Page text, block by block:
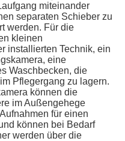
miteinander
separaten Schieber zu
werden. Für die
kleinen
installierten Technik, ein
eine
Waschbecken, die
Pflegergang zu lagern.
können die
im Außengehege
für einen
können bei Bedarf
werden über die